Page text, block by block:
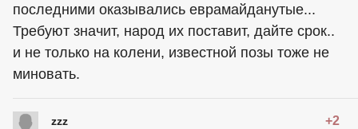
последними оказывались еврамайданутые...
Требуют значит, народ их поставит, дайте срок..
и не только на колени, известной позы тоже не
миновать.
zzz +2